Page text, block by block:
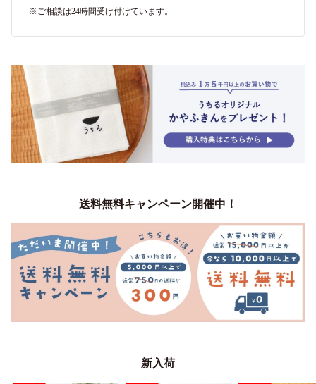
※ご相談は24時間受け付けています。
送料無料キャンペーン開催中！
新入荷